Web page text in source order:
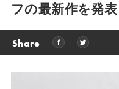
フの最新作を発表
Share